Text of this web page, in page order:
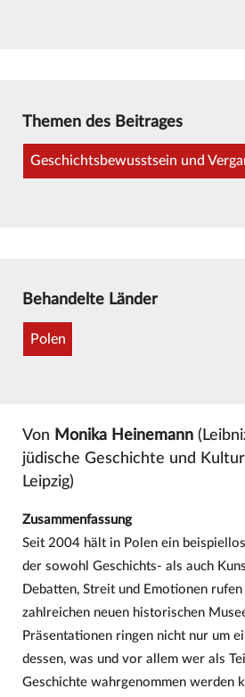
Themen des Beitrages
Geschichtsbewusstsein und
Behandelte Länder
Polen
Von Monika Heinemann
jüdische Geschichte und
Leipzig)
Zusammenfassung
Seit 2004 hält in Polen ein
der sowohl Geschichts- als auch
Debatten, Streit und Emotionen
zahlreichen neuen historischen
Präsentationen ringen nicht nur um
dessen, was und vor allem wer als
Geschichte wahrgenommen werden